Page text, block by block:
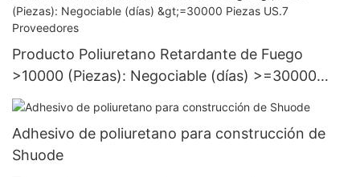
Producto Poliuretano Retardante de Fuego
>10000 (Piezas): Negociable (días) >=30000
Piezas US.7 Proveedores
Adhesivo de poliuretano para construcción de
Shuode